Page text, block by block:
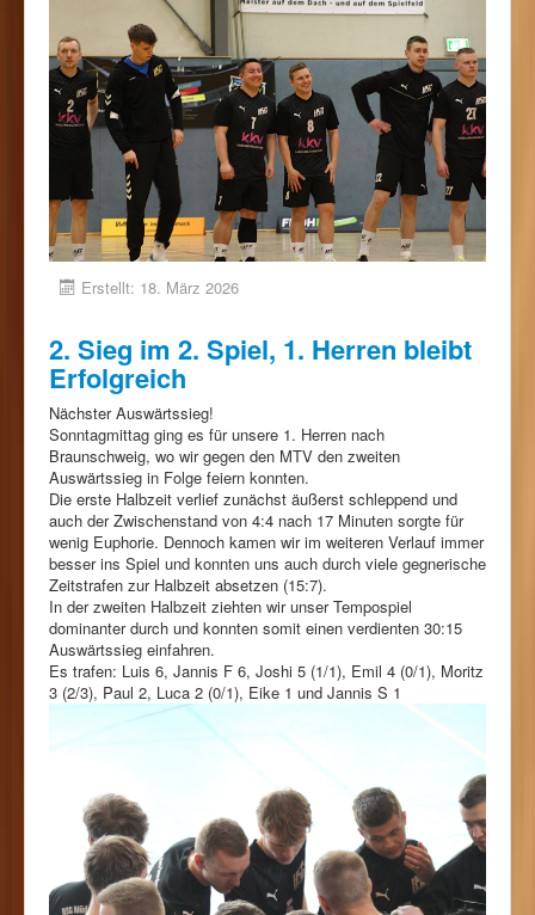
Erstellt: 18. März 2026
2. Sieg im 2. Spiel, 1. Herren bleibt
Erfolgreich
Nächster Auswärtssieg!
Sonntagmittag ging es für unsere 1. Herren nach
Braunschweig, wo wir gegen den MTV den zweiten
Auswärtssieg in Folge feiern konnten.
Die erste Halbzeit verlief zunächst äußerst schleppend und
auch der Zwischenstand von 4:4 nach 17 Minuten sorgte für
wenig Euphorie. Dennoch kamen wir im weiteren Verlauf immer
besser ins Spiel und konnten uns auch durch viele gegnerische
Zeitstrafen zur Halbzeit absetzen (15:7).
In der zweiten Halbzeit ziehten wir unser Tempospiel
dominanter durch und konnten somit einen verdienten 30:15
Auswärtssieg einfahren.
Es trafen: Luis 6, Jannis F 6, Joshi 5 (1/1), Emil 4 (0/1), Moritz
3 (2/3), Paul 2, Luca 2 (0/1), Eike 1 und Jannis S 1